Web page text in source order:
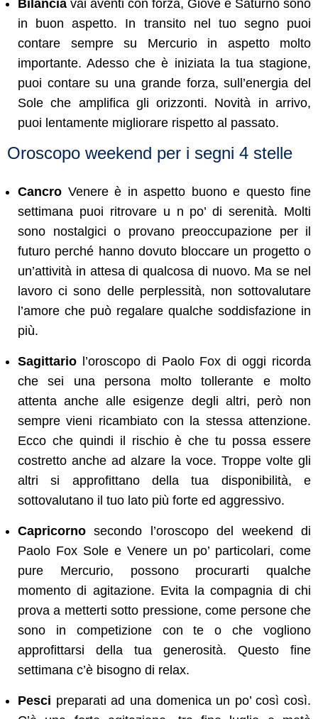
Bilancia vai aventi con forza, Giove e Saturno sono
in buon aspetto. In transito nel tuo segno puoi
contare sempre su Mercurio in aspetto molto
importante. Adesso che è iniziata la tua stagione,
puoi contare su una grande forza, sull’energia del
Sole che amplifica gli orizzonti. Novità in arrivo,
puoi lentamente migliorare rispetto al passato.
Oroscopo weekend per i segni 4 stelle
Cancro Venere è in aspetto buono e questo fine
settimana puoi ritrovare u n po’ di serenità. Molti
sono nostalgici o provano preoccupazione per il
futuro perché hanno dovuto bloccare un progetto o
un’attività in attesa di qualcosa di nuovo. Ma se nel
lavoro ci sono delle perplessità, non sottovalutare
l’amore che può regalare qualche soddisfazione in
più.
Sagittario l’oroscopo di Paolo Fox di oggi ricorda
che sei una persona molto tollerante e molto
attenta anche alle esigenze degli altri, però non
sempre vieni ricambiato con la stessa attenzione.
Ecco che quindi il rischio è che tu possa essere
costretto anche ad alzare la voce. Troppe volte gli
altri si approfittano della tua disponibilità, e
sottovalutano il tuo lato più forte ed aggressivo.
Capricorno secondo l’oroscopo del weekend di
Paolo Fox Sole e Venere un po’ particolari, come
pure Mercurio, possono procurarti qualche
momento di agitazione. Evita la compagnia di chi
prova a metterti sotto pressione, come persone che
sono in competizione con te o che vogliono
approfittarsi della tua generosità. Questo fine
settimana c’è bisogno di relax.
Pesci preparati ad una domenica un po’ così così.